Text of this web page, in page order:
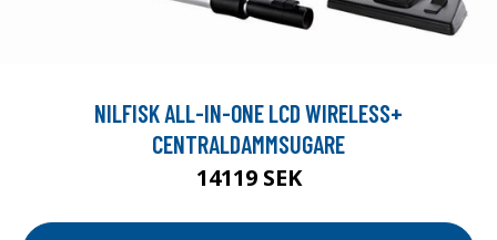
NILFISK ALL-IN-ONE LCD WIRELESS+
CENTRALDAMMSUGARE
14119 SEK